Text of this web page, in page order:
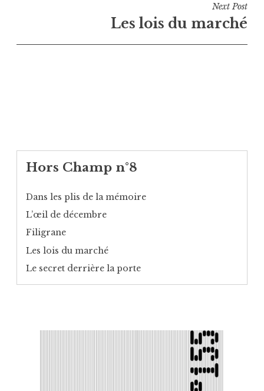
Next Post
Les lois du marché
Hors Champ n°8
Dans les plis de la mémoire
L’œil de décembre
Filigrane
Les lois du marché
Le secret derrière la porte